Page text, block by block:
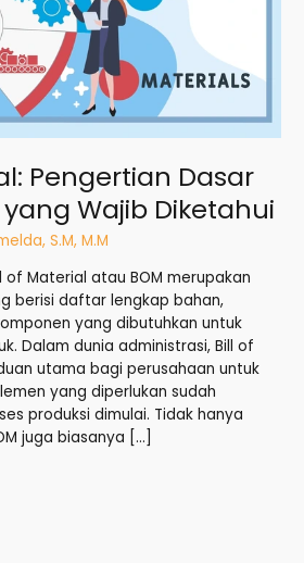
Pengertian Dasar
Wajib Diketahui
S.M, M.M
Material atau BOM merupakan
berisi daftar lengkap bahan,
yang dibutuhkan untuk
Dalam dunia administrasi, Bill of
utama bagi perusahaan untuk
yang diperlukan sudah
produksi dimulai. Tidak hanya
juga biasanya […]